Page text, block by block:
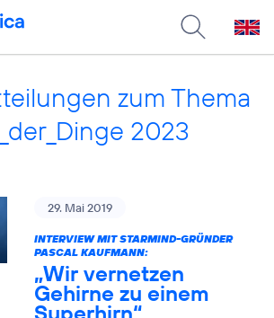
zum Thema
2023
29. Mai 2019
INTERVIEW MIT STARMIND-GRÜNDER
PASCAL KAUFMANN:
„Wir vernetzen
Gehirne zu einem
Superhirn“